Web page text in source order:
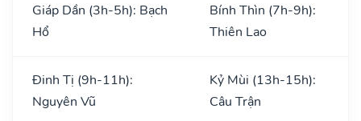
Giáp Dần (3h-5h): Bạch
Hổ
Bính Thìn (7h-9h):
Thiên Lao
Đinh Tị (9h-11h):
Nguyên Vũ
Kỷ Mùi (13h-15h):
Câu Trận